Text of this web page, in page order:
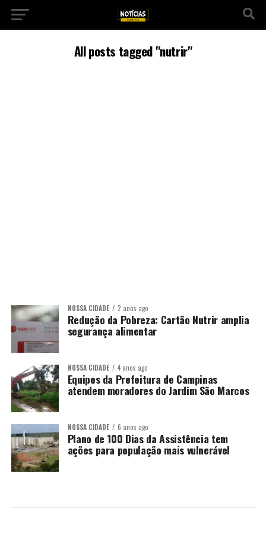
All posts tagged "nutrir"
NOSSA CIDADE 2 anos ago
Redução da Pobreza: Cartão Nutrir amplia
segurança alimentar
NOSSA CIDADE 4 anos ago
Equipes da Prefeitura de Campinas
atendem moradores do Jardim São Marcos
NOSSA CIDADE 6 anos ago
Plano de 100 Dias da Assistência tem
ações para população mais vulnerável